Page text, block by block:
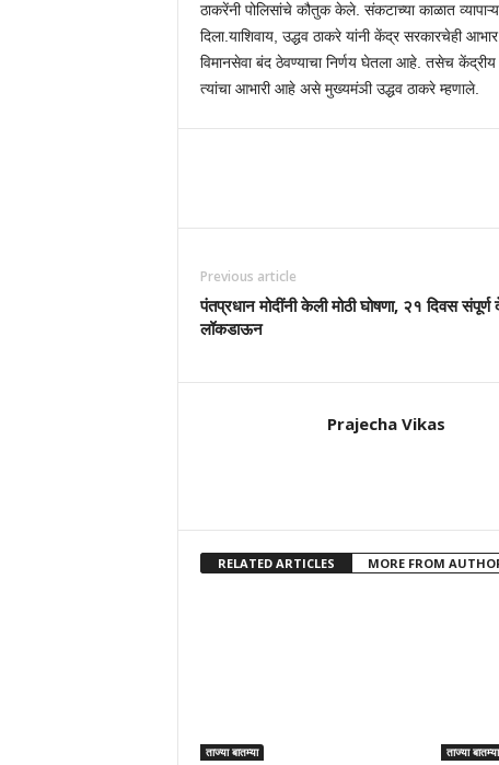
ठाकरेंनी पोलिसांचे कौतुक केले. संकटाच्या काळात
दिला.याशिवाय, उद्धव ठाकरे यांनी केंद्र सरकारचेही
विमानसेवा बंद ठेवण्याचा निर्णय घेतला आहे. तसेच केंद्रीय
त्यांचा आभारी आहे असे मुख्यमंञी उद्धव ठाकरे म्हणाले.
Previous article
पंतप्रधान मोदींनी केली मोठी घोषणा, २१ दिवस संपूर्ण
लॉकडाऊन
Prajecha Vikas
RELATED ARTICLES MORE FROM
ताज्या बातम्या ताज्या बातम्या